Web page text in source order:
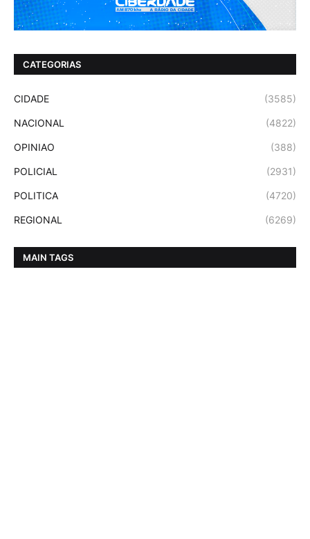
CATEGORIAS
CIDADE (3585)
NACIONAL (4822)
OPINIAO (388)
POLICIAL (2931)
POLITICA (4720)
REGIONAL (6269)
MAIN TAGS